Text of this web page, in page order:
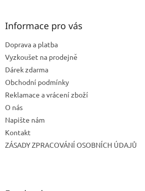
Informace pro vás
Doprava a platba
Vyzkoušet na prodejně
Dárek zdarma
Obchodní podmínky
Reklamace a vrácení zboží
O nás
Napište nám
Kontakt
ZÁSADY ZPRACOVÁNÍ OSOBNÍCH ÚDAJŮ